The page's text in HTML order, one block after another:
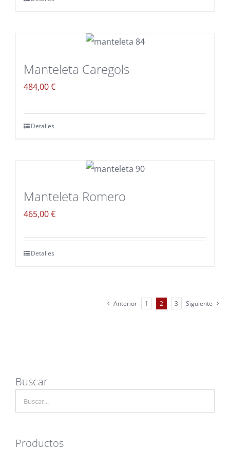
Manteleta Caregols
484,00€
Detalles
Manteleta Romero
465,00€
Detalles
Anterior 1 2 3 Siguiente
Buscar
Productos